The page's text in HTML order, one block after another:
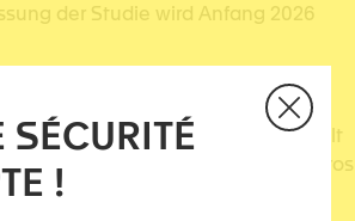
SÉCURITÉ
!
der Studie wird Anfang 2026
zur Prävention von
und geschlechtsspezifischer Gewalt
Initiative des Eidgenössischen Büros
von Frau und Mann (EBG).